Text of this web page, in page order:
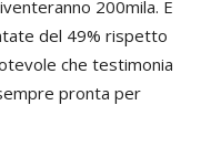
200mila. E
del 49% rispetto
che testimonia
pronta per